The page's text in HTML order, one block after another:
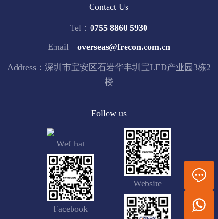
Contact Us
Tel：0755 8860 5930
Email： overseas@frecon.com.cn
Address：深圳市宝安区石岩华丰圳宝LED产业园3栋2
楼
Follow us
WeChat
Website
Facebook